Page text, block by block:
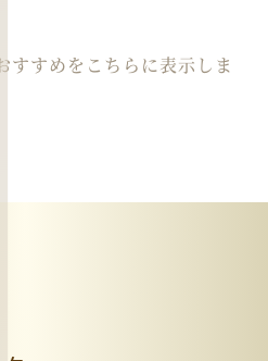
すすめをこちらに表示しま